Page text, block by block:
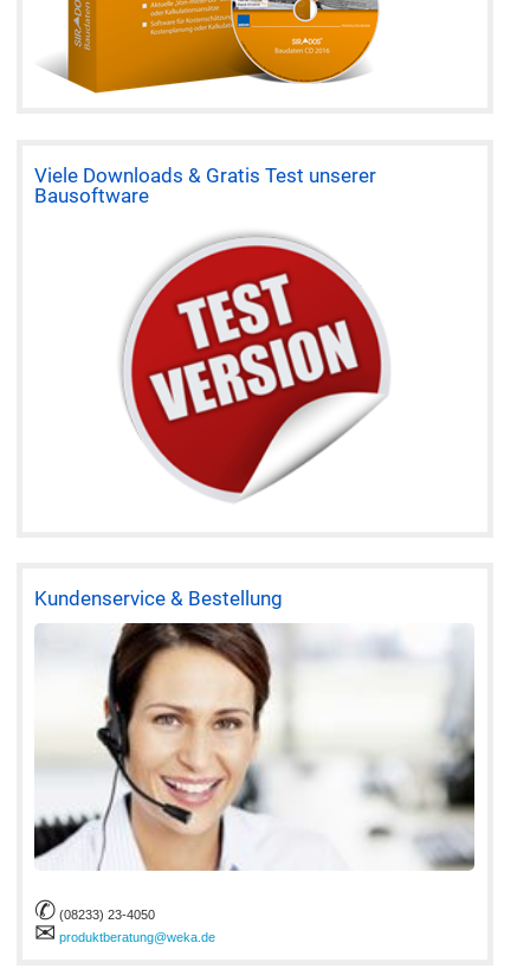
Viele Downloads & Gratis Test unserer
Bausoftware
Kundenservice & Bestellung
✆ (08233) 23-4050
✉ produktberatung@weka.de